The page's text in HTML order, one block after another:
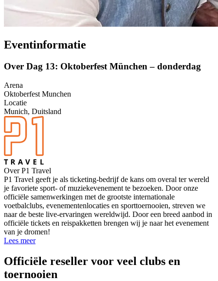
Eventinformatie
Over Dag 13: Oktoberfest München – donderdag
Arena
Oktoberfest Munchen
Locatie
Munich, Duitsland
Over P1 Travel
P1 Travel geeft je als ticketing-bedrijf de kans om overal ter wereld
je favoriete sport- of muziekevenement te bezoeken. Door onze
officiële samenwerkingen met de grootste internationale
voetbalclubs, evenementenlocaties en sporttoernooien, streven we
naar de beste live-ervaringen wereldwijd. Door een breed aanbod in
officiële tickets en reispakketten brengen wij je naar het evenement
van je dromen!
Lees meer
Officiële reseller voor veel clubs en
toernooien